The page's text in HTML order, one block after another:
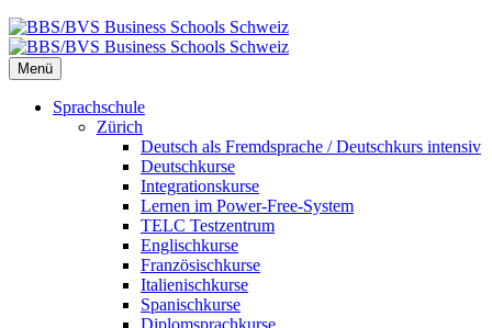
Menü
Sprachschule
Zürich
Deutsch als Fremdsprache / Deutschkurs intensiv
Deutschkurse
Integrationskurse
Lernen im Power-Free-System
TELC Testzentrum
Englischkurse
Französischkurse
Italienischkurse
Spanischkurse
Diplomsprachkurse